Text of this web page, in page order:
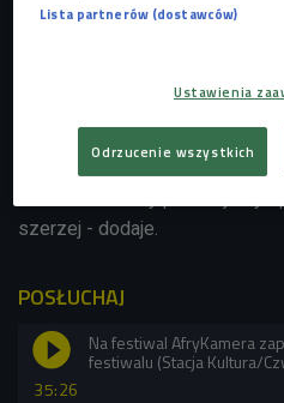
- Prezentujemy kino tworzone
zainteresowanie tym kinem,
szerzej - dodaje.
POSŁUCHAJ
35:26
Na festiwal AfryKamera
festiwalu (Stacja Kultura/
Lista partnerów (dostawców)
Ustawienia
Odrzucenie wszystkich